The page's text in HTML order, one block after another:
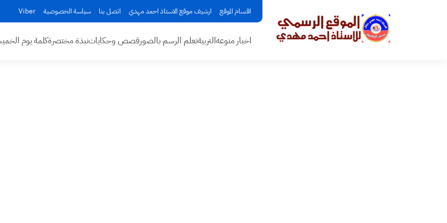
اقسام الموقع ارشيف موقع الاستاذ احمد مهدي اتصل بنا سياسة الخصوصية Viber
اخبار منوعهالتربيةتعلم الرسم بالصورقصص وحكاياتنبذة مختصرةكلمة يوم